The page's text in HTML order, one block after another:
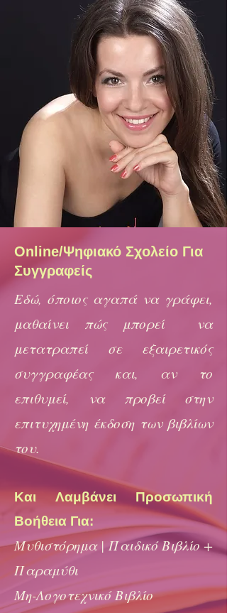
Online/Ψηφιακό Σχολείο Για
Συγγραφείς
Εδώ, όποιος αγαπά να γράφει,
μαθαίνει πώς μπορεί να
μετατραπεί σε εξαιρετικός
συγγραφέας και, αν το
επιθυμεί, να προβεί στην
επιτυχημένη έκδοση των βιβλίων
του.
Και Λαμβάνει Προσωπική
Βοήθεια Για:
Μυθιστόρημα | Παιδικό Βιβλίο +
Παραμύθι
Μη-Λογοτεχνικό Βιβλίο